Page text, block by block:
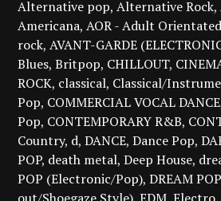
Alternative pop Alternative Rock
Americana AOR - Adult
rock AVANT-GARDE
Blues Britpop CHILLOUT
ROCK classical Classical/
Pop COMMERCIAL VOCAL DANCE
Pop CONTEMPORARY R&B
Country d DANCE Dance Pop
POP death metal Deep House
POP (Electronic/Pop) DREAM